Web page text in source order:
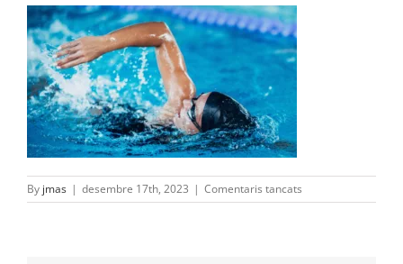
ACTIVITATS
SERVEIS
INFANTS
BLOG
EMPRESES
By jmas | desembre 17th, 2023 | Comentaris tancats
100×100